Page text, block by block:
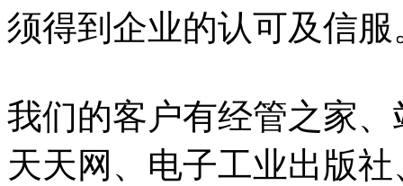
须得到企业的认可及信服
我们的客户有经管之家
天天网、电子工业出版